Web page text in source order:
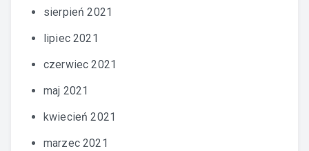
sierpień 2021
lipiec 2021
czerwiec 2021
maj 2021
kwiecień 2021
marzec 2021